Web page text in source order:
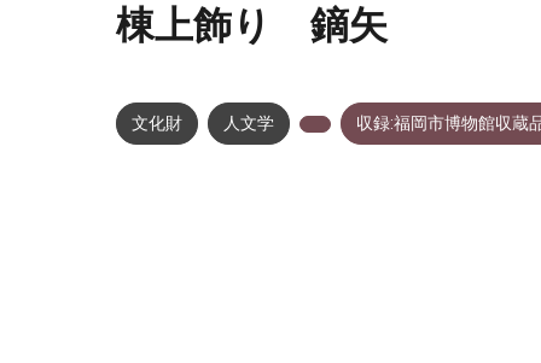
棟上飾り 鏑矢
文化財 人文学 収録:福岡市博物館収蔵